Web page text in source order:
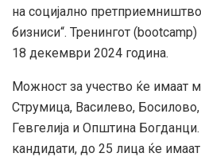
на социјално
бизниси“. Тренингот
18 декември 2024 годинa.
Можност за учество ќе имаат
Струмица, Василево,
Гевгелија и Општина
кандидати, до 25 лица ќе